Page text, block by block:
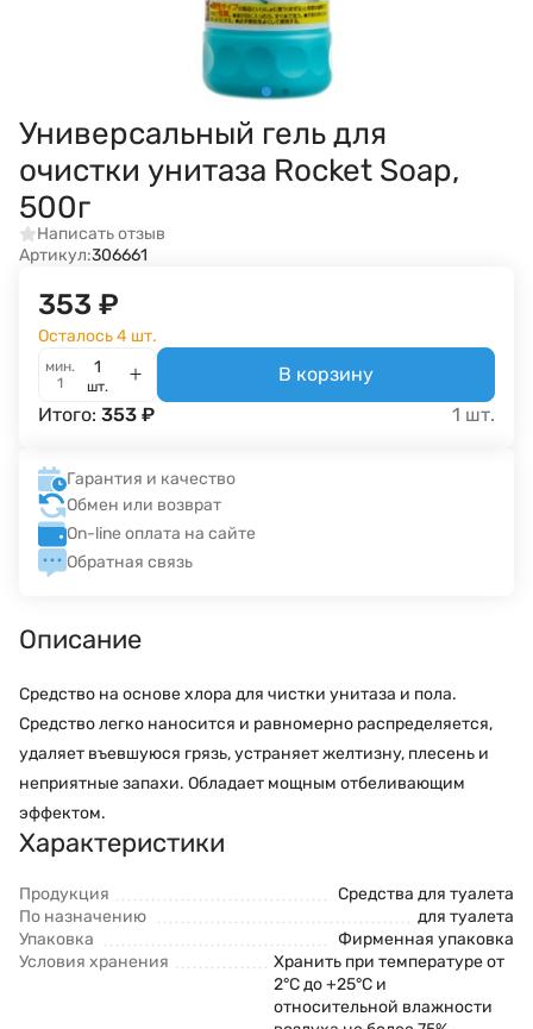
Универсальный гель для
очистки унитаза Rocket Soap,
500г
Написать отзыв
Артикул:306661
353 ₽
Осталось 4 шт.
мин.
1
шт.
В корзину
Итого: 353 ₽ 1 шт.
Гарантия и качество
Обмен или возврат
On-line оплата на сайте
Обратная связь
Описание
Средство на основе хлора для чистки унитаза и пола.
Средство легко наносится и равномерно распределяется,
удаляет въевшуюся грязь, устраняет желтизну, плесень и
неприятные запахи. Обладает мощным отбеливающим
эффектом.
Характеристики
Продукция
Средства для туалета
По назначению
для туалета
Упаковка
Фирменная упаковка
Условия хранения
Хранить при температуре от
2°С до +25°С и
относительной влажности